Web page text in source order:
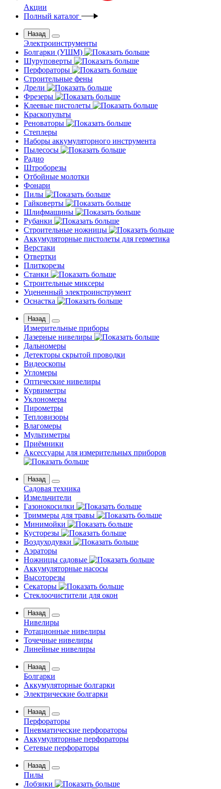
Акции
Полный каталог
Назад
Электроинструменты
Болгарки (УШМ)
Шуруповерты
Перфораторы
Строительные фены
Дрели
Фрезеры
Клеевые пистолеты
Краскопульты
Реноваторы
Степлеры
Наборы аккумуляторного инструмента
Пылесосы
Радио
Штроборезы
Отбойные молотки
Фонари
Пилы
Гайковерты
Шлифмашины
Рубанки
Строительные ножницы
Аккумуляторные пистолеты для герметика
Верстаки
Отвертки
Плиткорезы
Станки
Строительные миксеры
Уцененный электроинструмент
Оснастка
Назад
Измерительные приборы
Лазерные нивелиры
Дальномеры
Детекторы скрытой проводки
Видеоскопы
Угломеры
Оптические нивелиры
Курвиметры
Уклономеры
Пирометры
Тепловизоры
Влагомеры
Мультиметры
Приёмники
Аксессуары для измерительных приборов
Назад
Садовая техника
Измельчители
Газонокосилки
Триммеры для травы
Минимойки
Кусторезы
Воздуходувки
Аэраторы
Ножницы садовые
Аккумуляторные насосы
Высоторезы
Секаторы
Стеклоочистители для окон
Назад
Нивелиры
Ротационные нивелиры
Точечные нивелиры
Линейные нивелиры
Назад
Болгарки
Аккумуляторные болгарки
Электрические болгарки
Назад
Перфораторы
Пневматические перфораторы
Аккумуляторные перфораторы
Сетевые перфораторы
Назад
Пилы
Лобзики